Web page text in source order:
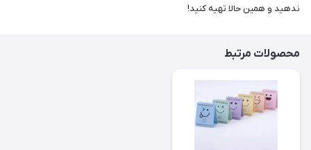
ندهید و همین حالا تهیه کنید!
محصولات مرتبط